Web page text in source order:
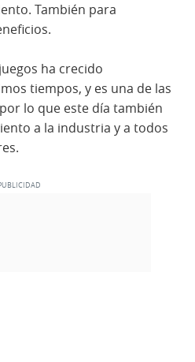
También para
ha crecido
tiempos, y es una de las
lo que este día también
a la industria y a todos